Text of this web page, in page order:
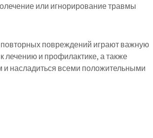
или игнорирование травмы
повреждений играют важную
лечению и профилактике, а также
и насладиться всеми положительными